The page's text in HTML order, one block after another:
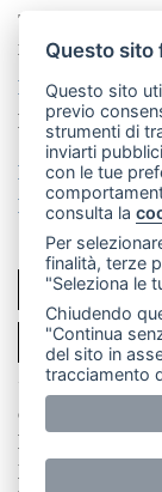
Telefono:
mail:
La redazione
Made by VIP
Privacy policy
Rivedi le tue
© Copyright
E' proibita la
parziale di
Questo sito
Questo sito
previo
strumenti di
inviarti
con le tue
consulta la
Per
finalità, terze
"Seleziona le
Chiudendo
"Continua
del sito in
tracciamento